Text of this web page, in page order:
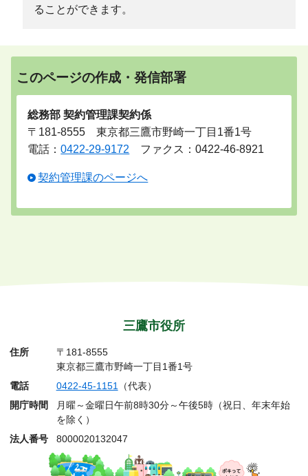
ることができます。
このページの作成・発信部署
総務部 契約管理課契約係
〒181-8555 東京都三鷹市野崎一丁目1番1号
電話：0422-29-9172 ファクス：0422-46-8921
契約管理課のページへ
三鷹市役所
住所
〒181-8555
東京都三鷹市野崎一丁目1番1号
電話
0422-45-1151（代表）
開庁時間
月曜～金曜日午前8時30分～午後5時（祝日、年末年始
を除く）
法人番号
8000020132047